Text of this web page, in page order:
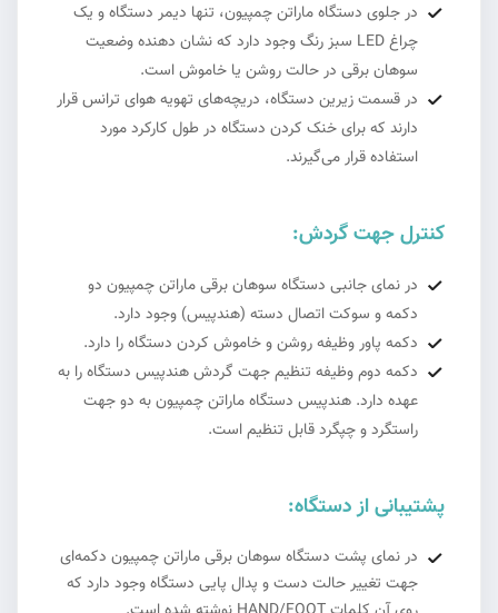
در جلوی دستگاه ماراتن چمپیون، تنها دیمر دستگاه و یک
چراغ LED سبز رنگ وجود دارد که نشان دهنده وضعیت
سوهان برقی در حالت روشن یا خاموش است.
در قسمت زیرین دستگاه، دریچه‌های تهویه هوای ترانس قرار
دارند که برای خنک کردن دستگاه در طول کارکرد مورد
استفاده قرار می‌گیرند.
کنترل جهت گردش:
در نمای جانبی دستگاه سوهان برقی ماراتن چمپیون دو
دکمه و سوکت اتصال دسته (هندپیس) وجود دارد.
دکمه پاور وظیفه روشن و خاموش کردن دستگاه را دارد.
دکمه دوم وظیفه تنظیم جهت گردش هندپیس دستگاه را به
عهده دارد. هندپیس دستگاه ماراتن چمپیون به دو جهت
راستگرد و چپگرد قابل تنظیم است.
پشتیبانی از دستگاه:
در نمای پشت دستگاه سوهان برقی ماراتن چمپیون دکمه‌ای
جهت تغییر حالت دست و پدال پایی دستگاه وجود دارد که